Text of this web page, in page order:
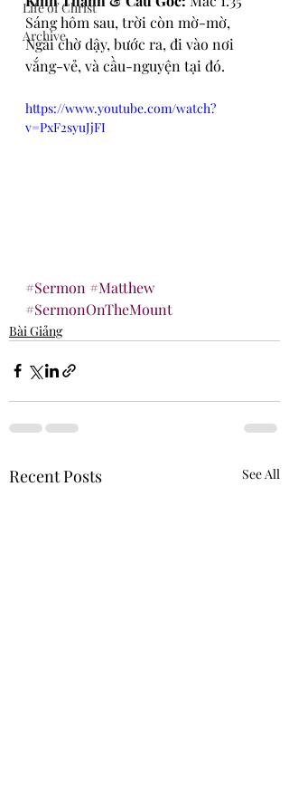
Life of Christ
Archive
Sáng hôm sau, trời còn mờ-mờ,
Ngài chờ dậy, bước ra, đi vào nơi
vắng-vẻ, và cầu-nguyện tại đó.
https://www.youtube.com/watch?
#Sermon #Matthew
#SermonOnTheMount
Bài Giảng
Recent Posts See All